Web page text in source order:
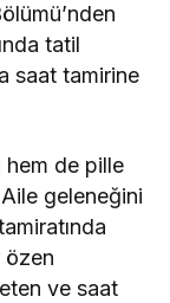
tatil
saat tamirine
hem de pille
geleneğini
özen
ve saat